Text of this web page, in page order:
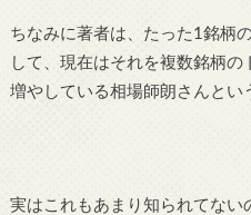
ちなみに著者は、たった1銘柄
して、現在はそれを複数銘柄
増やしている相場師朗さんとい
実はこれもあまり知られてな